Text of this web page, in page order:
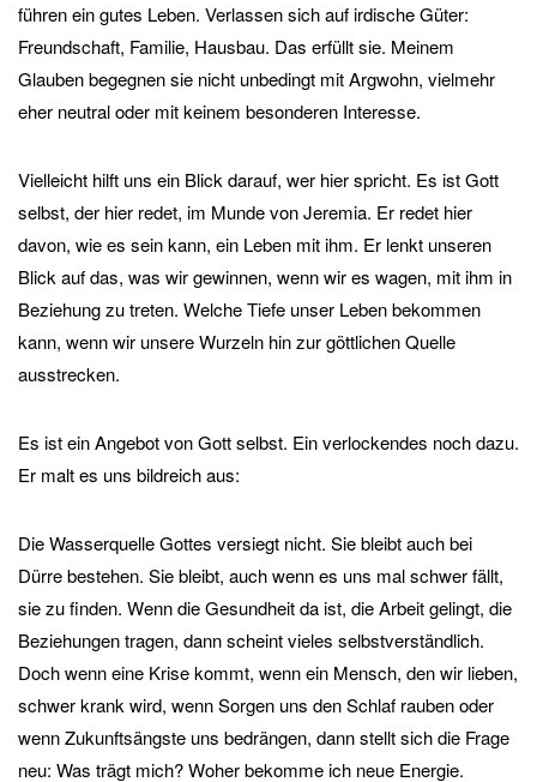
führen ein gutes Leben. Verlassen sich auf irdische Güter:
Freundschaft, Familie, Hausbau. Das erfüllt sie. Meinem
Glauben begegnen sie nicht unbedingt mit Argwohn, vielmehr
eher neutral oder mit keinem besonderen Interesse.
Vielleicht hilft uns ein Blick darauf, wer hier spricht. Es ist Gott
selbst, der hier redet, im Munde von Jeremia. Er redet hier
davon, wie es sein kann, ein Leben mit ihm. Er lenkt unseren
Blick auf das, was wir gewinnen, wenn wir es wagen, mit ihm in
Beziehung zu treten. Welche Tiefe unser Leben bekommen
kann, wenn wir unsere Wurzeln hin zur göttlichen Quelle
ausstrecken.
Es ist ein Angebot von Gott selbst. Ein verlockendes noch dazu.
Er malt es uns bildreich aus:
Die Wasserquelle Gottes versiegt nicht. Sie bleibt auch bei
Dürre bestehen. Sie bleibt, auch wenn es uns mal schwer fällt,
sie zu finden. Wenn die Gesundheit da ist, die Arbeit gelingt, die
Beziehungen tragen, dann scheint vieles selbstverständlich.
Doch wenn eine Krise kommt, wenn ein Mensch, den wir lieben,
schwer krank wird, wenn Sorgen uns den Schlaf rauben oder
wenn Zukunftsängste uns bedrängen, dann stellt sich die Frage
neu: Was trägt mich? Woher bekomme ich neue Energie.